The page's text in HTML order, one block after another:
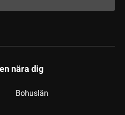
nära dig
Bohuslän